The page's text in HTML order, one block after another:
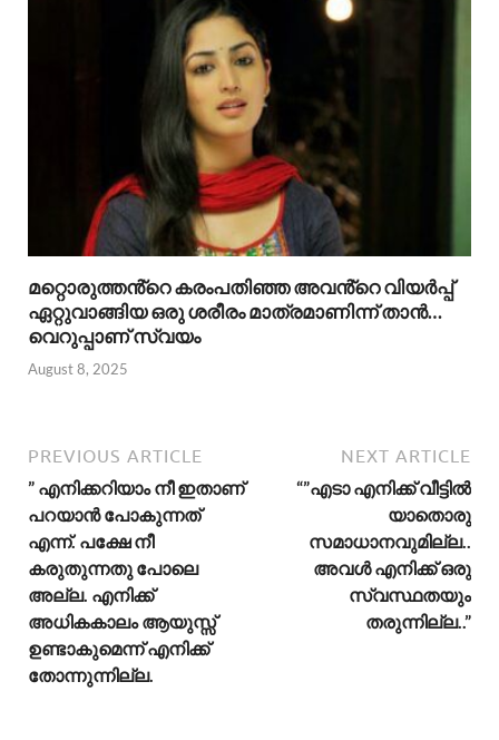
മറ്റൊരുത്തൻ്റെ കരംപതിഞ്ഞ അവൻ്റെ വിയർപ്പ്
ഏറ്റുവാങ്ങിയ ഒരു ശരീരം മാത്രമാണിന്ന് താൻ…
വെറുപ്പാണ് സ്വയം
August 8, 2025
PREVIOUS ARTICLE
” എനിക്കറിയാം നീ ഇതാണ്
പറയാൻ പോകുന്നത്
എന്ന്. പക്ഷേ നീ
കരുതുന്നതു പോലെ
അല്ല. എനിക്ക്
അധികകാലം ആയുസ്സ്
ഉണ്ടാകുമെന്ന് എനിക്ക്
തോന്നുന്നില്ല.
NEXT ARTICLE
“”എടാ എനിക്ക് വീട്ടിൽ
യാതൊരു
സമാധാനവുമില്ല..
അവൾ എനിക്ക് ഒരു
സ്വസ്ഥതയും
തരുന്നില്ല..”